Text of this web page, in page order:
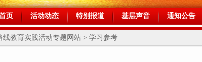
页 活动动态 特别报道 基层声音 通知公告
线教育实践活动专题网站 > 学习参考